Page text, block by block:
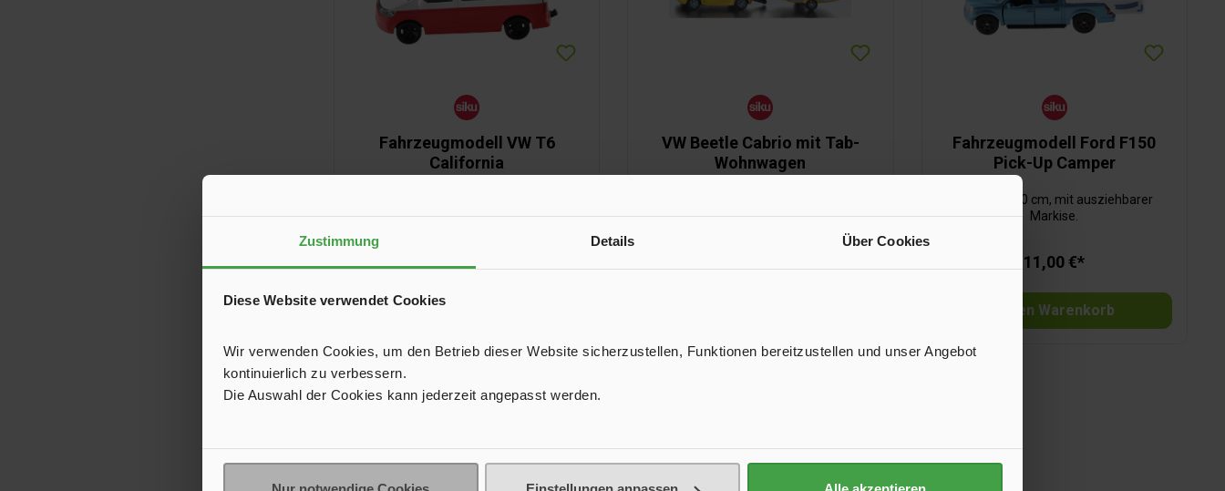
Zustimmung Details Über Cookies
Diese Website verwendet Cookies
Wir verwenden Cookies, um den Betrieb dieser Website sicherzustellen, Funktionen bereitzustellen und unser Angebot
kontinuierlich zu verbessern.
Die Auswahl der Cookies kann jederzeit angepasst werden.
Fahrzeugmodell VW T6
California
Schlafkabine.
19,95 €*
In den Warenkorb
VW Beetle Cabrio mit Tab-
Wohnwagen
Fahrzeugmodell Ford F150
Pick-Up Camper
Länge ca. 10 cm, mit ausziehbarer
Markise.
11,00 €*
In den Warenkorb